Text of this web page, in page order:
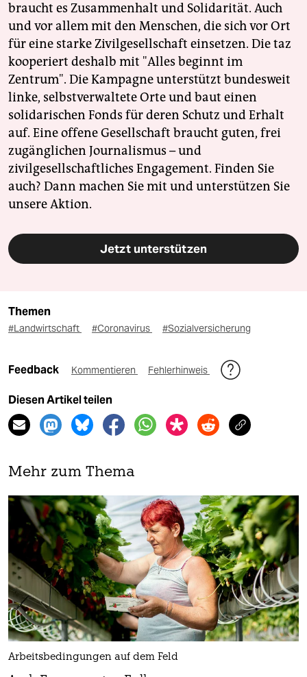
braucht es Zusammenhalt und Solidarität. Auch
und vor allem mit den Menschen, die sich vor Ort
für eine starke Zivilgesellschaft einsetzen. Die taz
kooperiert deshalb mit "Alles beginnt im
Zentrum". Die Kampagne unterstützt bundesweit
linke, selbstverwaltete Orte und baut einen
solidarischen Fonds für deren Schutz und Erhalt
auf. Eine offene Gesellschaft braucht guten, frei
zugänglichen Journalismus – und
zivilgesellschaftliches Engagement. Finden Sie
auch? Dann machen Sie mit und unterstützen Sie
unsere Aktion.
Jetzt unterstützen
Themen
#Landwirtschaft #Coronavirus #Sozialversicherung
Feedback Kommentieren Fehlerhinweis
Diesen Artikel teilen
Mehr zum Thema
Arbeitsbedingungen auf dem Feld